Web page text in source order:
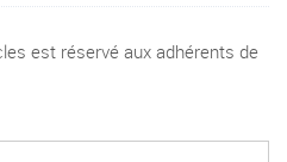
est réservé aux adhérents de